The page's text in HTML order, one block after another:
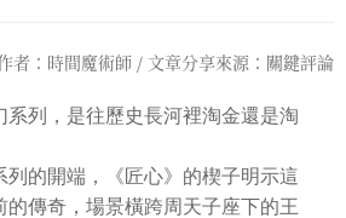
者：時間魔術師 / 文章分享來源：關鍵評論
系列，是往歷史長河裡淘金還是淘
列的開端，《匠心》的楔子明示這
的傳奇，場景橫跨周天子座下的王